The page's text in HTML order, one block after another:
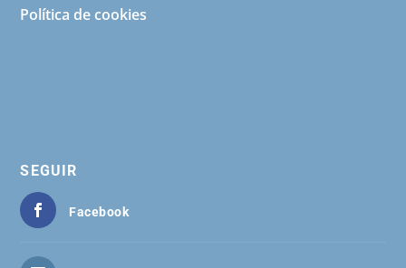
Política de cookies
SEGUIR
Facebook